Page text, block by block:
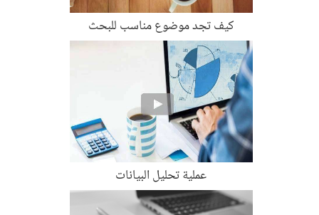
كيف تجد موضوع مناسب للبحث
عملية تحليل البيانات